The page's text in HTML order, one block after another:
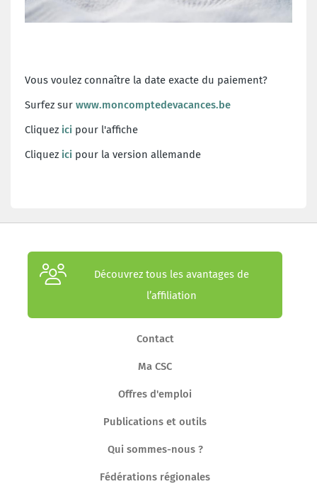
Vous voulez connaître la date exacte du paiement?
Surfez sur www.moncomptedevacances.be
Cliquez ici pour l'affiche
Cliquez ici pour la version allemande
Découvrez tous les avantages de
l’affiliation
Contact
Ma CSC
Offres d'emploi
Publications et outils
Qui sommes-nous ?
Fédérations régionales